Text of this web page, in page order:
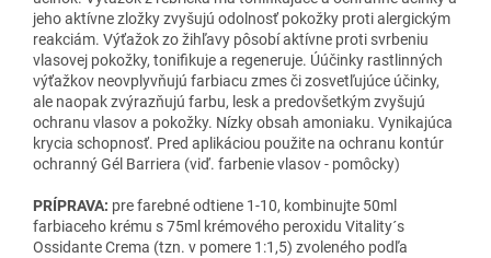
jeho aktívne zložky zvyšujú odolnosť pokožky proti alergickým
reakciám. Výťažok zo žihľavy pôsobí aktívne proti svrbeniu
vlasovej pokožky, tonifikuje a regeneruje. Úúčinky rastlinných
výťažkov neovplyvňujú farbiacu zmes či zosvetľujúce účinky,
ale naopak zvýrazňujú farbu, lesk a predovšetkým zvyšujú
ochranu vlasov a pokožky. Nízky obsah amoniaku. Vynikajúca
krycia schopnosť. Pred aplikáciou použite na ochranu kontúr
ochranný Gél Barriera (viď. farbenie vlasov - pomôcky)
PRÍPRAVA: pre farebné odtiene 1-10, kombinujte 50ml
farbiaceho krému s 75ml krémového peroxidu Vitality´s
Ossidante Crema (tzn. v pomere 1:1,5) zvoleného podľa